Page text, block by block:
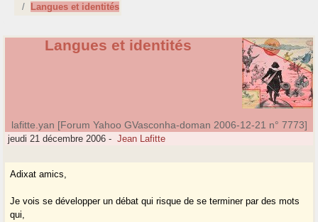
Langues et identités
Langues et identités
lafitte.yan [Forum Yahoo GVasconha-doman 2006-12-21 n° 7773]
jeudi 21 décembre 2006 - Jean Lafitte
Adixat amics,
Je vois se développer un débat qui risque de se terminer par des mots
qui,